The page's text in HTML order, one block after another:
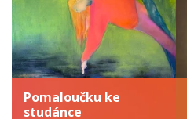
Pomaloučku ke
studánce